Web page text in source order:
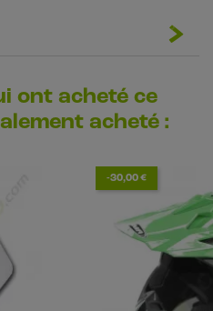
ont acheté ce
acheté :
-30,00 €